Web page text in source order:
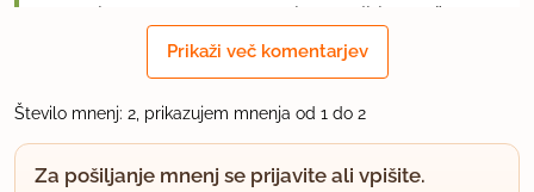
popravila rob...sem pa pozabila naoljiti pekač,
ampak gre pita z lahkoto iz modela. Hvala za
uporabno
Prikaži več komentarjev
Število mnenj: 2, prikazujem mnenja od 1 do 2
Za pošiljanje mnenj se prijavite ali vpišite.